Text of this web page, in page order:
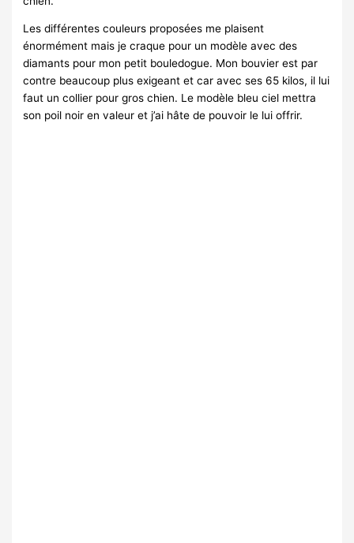
Les différentes couleurs proposées me plaisent
énormément mais je craque pour un modèle avec des
diamants pour mon petit bouledogue. Mon bouvier est par
contre beaucoup plus exigeant et car avec ses 65 kilos, il lui
faut un collier pour gros chien. Le modèle bleu ciel mettra
son poil noir en valeur et j’ai hâte de pouvoir le lui offrir.